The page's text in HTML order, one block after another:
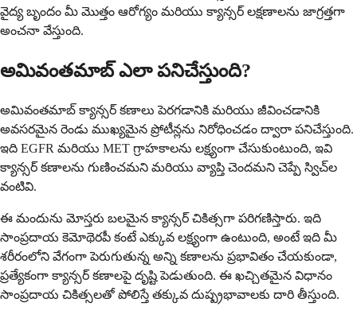
వైద్య బృందం మీ మొత్తం ఆరోగ్యం మరియు క్యాన్సర్ లక్షణాలను జాగ్రత్తగా
అంచనా వేస్తుంది.
అమివంతమాబ్ ఎలా పనిచేస్తుంది?
అమివంతమాబ్ క్యాన్సర్ కణాలు పెరగడానికి మరియు జీవించడానికి
అవసరమైన రెండు ముఖ్యమైన ప్రోటీన్లను నిరోధించడం ద్వారా పనిచేస్తుంది.
ఇది EGFR మరియు MET గ్రాహకాలను లక్ష్యంగా చేసుకుంటుంది, ఇవి
క్యాన్సర్ కణాలను గుణించమని మరియు వ్యాప్తి చెందమని చెప్పే స్విచ్‌ల
వంటివి.
ఈ మందును మోస్తరు బలమైన క్యాన్సర్ చికిత్సగా పరిగణిస్తారు. ఇది
సాంప్రదాయ కెమోథెరపీ కంటే ఎక్కువ లక్ష్యంగా ఉంటుంది, అంటే ఇది మీ
శరీరంలోని వేగంగా పెరుగుతున్న అన్ని కణాలను ప్రభావితం చేయకుండా,
ప్రత్యేకంగా క్యాన్సర్ కణాలపై దృష్టి పెడుతుంది. ఈ ఖచ్చితమైన విధానం
సాంప్రదాయ చికిత్సలతో పోలిస్తే తక్కువ దుష్ప్రభావాలకు దారి తీస్తుంది.